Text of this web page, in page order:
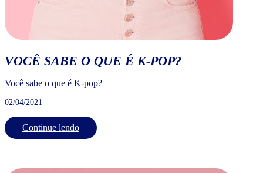
VOCÊ SABE O QUE É K-POP?
Você sabe o que é K-pop?
02/04/2021
Continue lendo